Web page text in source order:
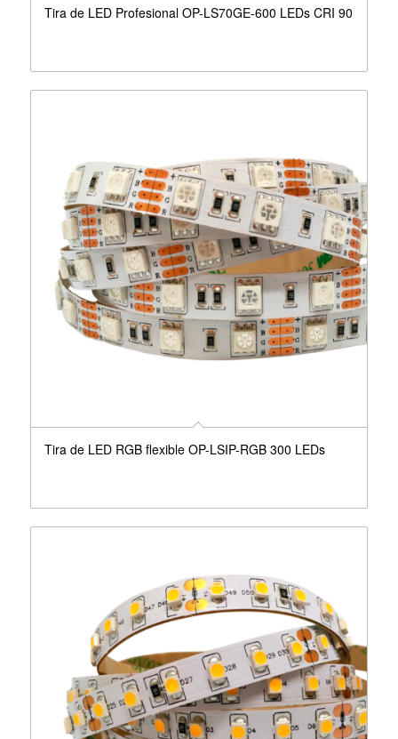
Tira de LED Profesional OP-LS70GE-600 LEDs CRI 90
Tira de LED RGB flexible OP-LSIP-RGB 300 LEDs